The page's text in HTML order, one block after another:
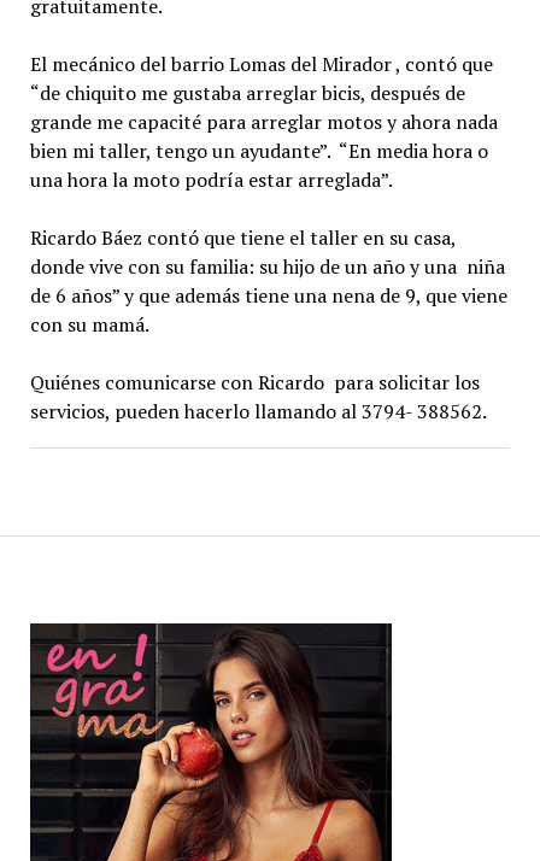
gratuitamente.
El mecánico del barrio Lomas del Mirador , contó que
“de chiquito me gustaba arreglar bicis, después de
grande me capacité para arreglar motos y ahora nada
bien mi taller, tengo un ayudante”. “En media hora o
una hora la moto podría estar arreglada”.
Ricardo Báez contó que tiene el taller en su casa,
donde vive con su familia: su hijo de un año y una niña
de 6 años” y que además tiene una nena de 9, que viene
con su mamá.
Quiénes comunicarse con Ricardo para solicitar los
servicios, pueden hacerlo llamando al 3794- 388562.